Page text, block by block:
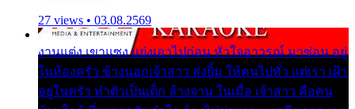
27 views • 03.08.2569
งานแต่ง เขาแซง แย่งเอาไปก่อน หัวใจอาวรณ์ มาซ่อน อยู่
ในห้องครัว ข้างนอกเจ้าสาว ส่งยิ้ม ให้คนไปทั่ว แต่เรา เฝ้า
อยู่ในครัว ทำตัวเป็นเด็ก ล้างจาน ในเมื่อ เจ้าสาว คือคน